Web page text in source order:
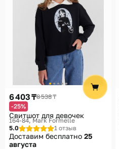
6 403 ₸8 538 ₸
-25%
Свитшот для девочек
164-84 Mark Formelle
5.0
1 отзыв
Доставим бесплатно 25
августа